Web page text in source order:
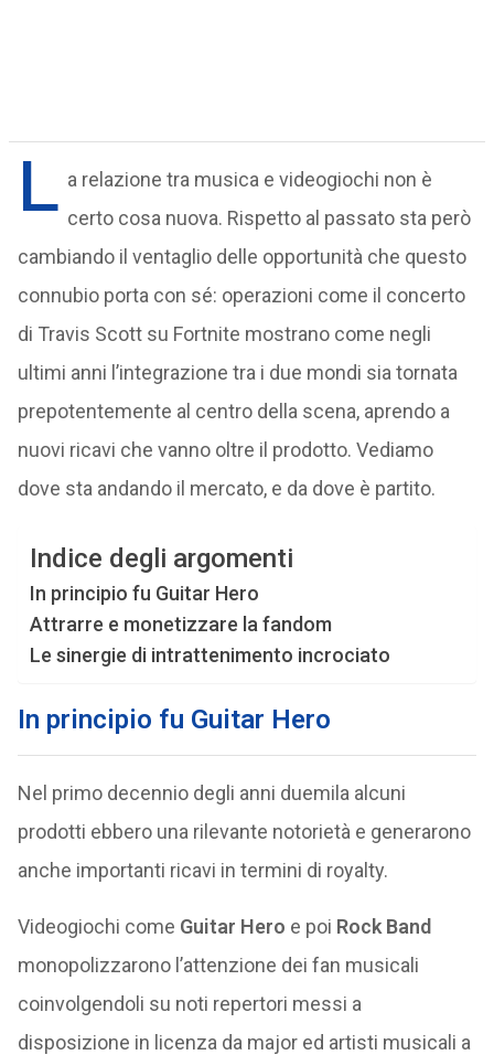
L a relazione tra musica e videogiochi non è
certo cosa nuova. Rispetto al passato sta però
cambiando il ventaglio delle opportunità che questo
connubio porta con sé: operazioni come il concerto
di Travis Scott su Fortnite mostrano come negli
ultimi anni l’integrazione tra i due mondi sia tornata
prepotentemente al centro della scena, aprendo a
nuovi ricavi che vanno oltre il prodotto. Vediamo
dove sta andando il mercato, e da dove è partito.
Indice degli argomenti
In principio fu Guitar Hero
Attrarre e monetizzare la fandom
Le sinergie di intrattenimento incrociato
In principio fu Guitar Hero
Nel primo decennio degli anni duemila alcuni
prodotti ebbero una rilevante notorietà e generarono
anche importanti ricavi in termini di royalty.
Videogiochi come Guitar Hero e poi Rock Band
monopolizzarono l’attenzione dei fan musicali
coinvolgendoli su noti repertori messi a
disposizione in licenza da major ed artisti musicali a